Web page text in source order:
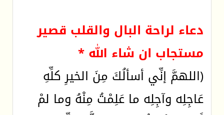
دعاء لراحة البال والقلب قصير
مستجاب ان شاء الله *
(اللهمَّ إنِّي أسألُكَ مِنَ الخيرِ كلِّهِ
عَاجِلِه وآجِلِه ما عَلِمْتُ مِنْهُ وما لمْ